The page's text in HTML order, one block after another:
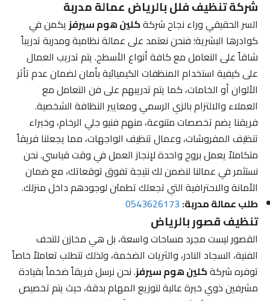
شركة تنظيف فلل بالرياض عمالة مدربة
السر الحقيقي وراء نجاح شركةكلين هوم سيرفزيكمن في
كوادرها البشرية؛ فنحن نعتمد على عمالة نظامية ومدربة تدريباً
شاقاً على التعامل مع كافة أنواع الأسطح. يتم تدريب العمال
على كيفية استخدام المنظفات الكيميائية بأمان لضمان عدم تأثر
الألوان أو الخامات، كما يتم تدريبهم على فن التعامل مع
العملاء والالتزام بالزي الرسمي ومعايير النظافة الشخصية.
فريقنا يضم تخصصات متنوعة، منهم فنيو جلي الرخام، وخبراء
تنظيف المفروشات، وعمال تنظيف الواجهات، مما يجعلنا فريقاً
متكاملاً يعمل بروح واحدة لإنجاز العمل في وقت قياسي. نحن
نستثمر في عمالنا لنضمن لك نتيجة تفوق توقعاتك، مع ضمان
الأمانة والاحترافية التي تجعلك تطمئن لوجودهم داخل منزلك.
طلب عمالة مدربة:0543626173
تنظيف قصور بالرياض
القصور ليست مجرد مساحات واسعة، بل هي مخازن للتحف
الفنية، السجاد النادر، والثريات الضخمة، ولذلك تتطلب تعاملاً خاصاً
توفره شركةكلين هوم سيرفز. نحن نرسل فريقاً ضخماً بقيادة
مشرفين ذوي خبرة عالية لتوزيع المهام بدقة، حيث يتم تخصيص